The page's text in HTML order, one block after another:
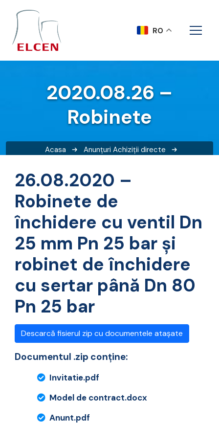
2020.08.26 –
Robinete
Acasa Anunțuri Achiziții directe
26.08.2020 –
Robinete de
închidere cu ventil Dn
25 mm Pn 25 bar și
robinet de închidere
cu sertar până Dn 80
Pn 25 bar
Descarcă fisierul zip cu documentele atașate
Documentul .zip conține:
Invitatie.pdf
Model de contract.docx
Anunt.pdf
RO